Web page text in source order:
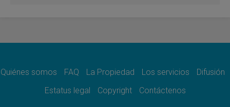
paz
Sturla: La visita de León XIV será una buena
noticia para todo el Uruguay
Quiénes somos FAQ La Propiedad Los servicios
Difusión
Estatus legal
Copyright Contáctenos